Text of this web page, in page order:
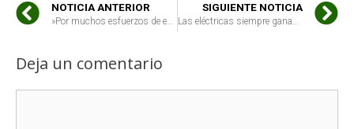
NOTICIA ANTERIOR
»Por muchos esfuerzos de eficiencia energética que realicemos los consumidores, cada vez pagamos más en el recibo de la luz. Estamos atrapados»
SIGUIENTE NOTICIA
Las eléctricas siempre ganan: 2014 empieza con la luz para los consumidores un 40% más caro que el precio que pagan las compañías por ella
Deja un comentario